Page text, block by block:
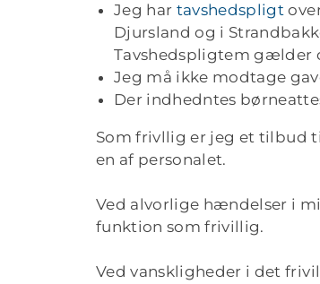
Jeg har tavshedspligt
Djursland og i
Tavshedspligtem gælder
Jeg må ikke modtage
Der indhedntes
Som frivllig er jeg et tilbud
en af personalet.
Ved alvorlige hændelser i
funktion som frivillig.
Ved vanskligheder i det